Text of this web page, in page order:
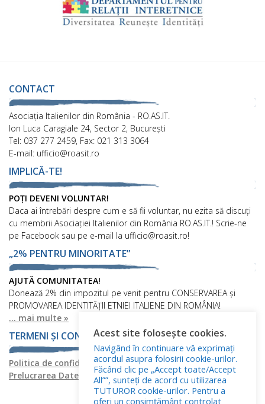
CONTACT
Asociaţia Italienilor din România - RO.AS.IT.
Ion Luca Caragiale 24, Sector 2, București
Tel: 037 277 2459, Fax: 021 313 3064
E-mail: ufficio@roasit.ro
IMPLICĂ-TE!
POȚI DEVENI VOLUNTAR!
Daca ai întrebări despre cum e să fii voluntar, nu ezita să discuți
cu membrii Asociației Italienilor din România RO.AS.IT.! Scrie-ne
pe Facebook sau pe e-mail la ufficio@roasit.ro!
„2% PENTRU MINORITATE”
AJUTĂ COMUNITATEA!
Donează 2% din impozitul pe venit pentru CONSERVAREA și
PROMOVAREA IDENTITĂȚII ETNIEI ITALIENE DIN ROMÂNIA!
... mai multe »
TERMENI ȘI CONDIȚII
Politica de confidențialitatePolitica privind fișierele cookies
Prelucrarea Datelor cu Caracter Personal
Acest site folosește cookies.
Navigând în continuare vă exprimați
acordul asupra folosirii cookie-urilor.
Făcând clic pe „Accept toate/Accept
All””, sunteți de acord cu utilizarea
TUTUROR cookie-urilor. Pentru a
oferi un consimțământ controlat